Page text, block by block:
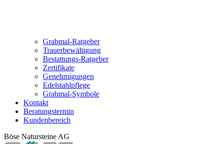
Grabmal-Ratgeber
Trauerbewältigung
Bestattungs-Ratgeber
Zertifikate
Genehmigungen
Edelstahlpflege
Grabmal-Symbole
Kontakt
Beratungstermin
Kundenbereich
Böse Natursteine AG